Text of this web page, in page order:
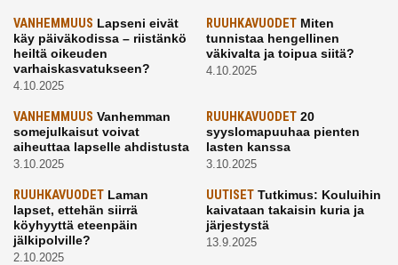
VANHEMMUUS Lapseni eivät
käy päiväkodissa – riistänkö
heiltä oikeuden
varhaiskasvatukseen?
4.10.2025
RUUHKAVUODETMiten
tunnistaa hengellinen
väkivalta ja toipua siitä?
4.10.2025
VANHEMMUUS Vanhemman
somejulkaisut voivat
aiheuttaa lapselle ahdistusta
3.10.2025
RUUHKAVUODET20
syyslomapuuhaa pienten
lasten kanssa
3.10.2025
RUUHKAVUODET Laman
lapset, ettehän siirrä
köyhyyttä eteenpäin
jälkipolville?
2.10.2025
UUTISETTutkimus: Kouluihin
kaivataan takaisin kuria ja
järjestystä
13.9.2025